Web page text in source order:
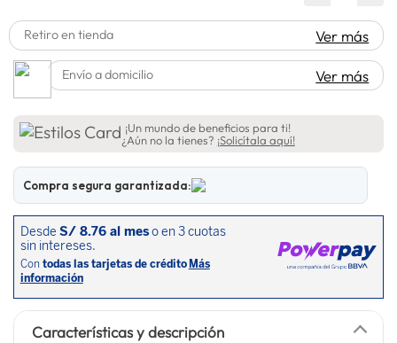
Retiro en tienda Ver más
Envío a domicilio Ver más
¡Un mundo de beneficios para ti!
¿Aún no la tienes? ¡Solicítala aquí!
Compra segura garantizada:
Características y descripción